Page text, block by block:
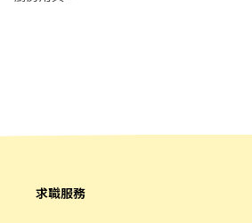
求職服務